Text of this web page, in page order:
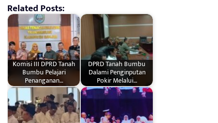
Related Posts:
Komisi III DPRD Tanah
Bumbu Pelajari
Penanganan…
DPRD Tanah Bumbu
Dalami Penginputan
Pokir Melalui…